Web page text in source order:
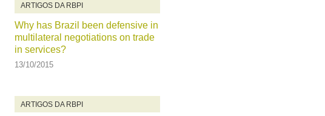
ARTIGOS DA RBPI
Why has Brazil been defensive in
multilateral negotiations on trade
in services?
13/10/2015
ARTIGOS DA RBPI